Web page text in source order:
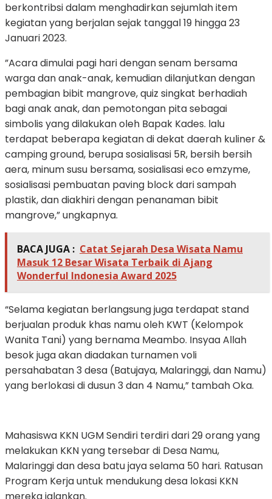
berkontribsi dalam menghadirkan sejumlah item
kegiatan yang berjalan sejak tanggal 19 hingga 23
Januari 2023.
”Acara dimulai pagi hari dengan senam bersama
warga dan anak-anak, kemudian dilanjutkan dengan
pembagian bibit mangrove, quiz singkat berhadiah
bagi anak anak, dan pemotongan pita sebagai
simbolis yang dilakukan oleh Bapak Kades. lalu
terdapat beberapa kegiatan di dekat daerah kuliner &
camping ground, berupa sosialisasi 5R, bersih bersih
aera, minum susu bersama, sosialisasi eco emzyme,
sosialisasi pembuatan paving block dari sampah
plastik, dan diakhiri dengan penanaman bibit
mangrove,” ungkapnya.
BACA JUGA : Catat Sejarah Desa Wisata Namu
Masuk 12 Besar Wisata Terbaik di Ajang
Wonderful Indonesia Award 2025
“Selama kegiatan berlangsung juga terdapat stand
berjualan produk khas namu oleh KWT (Kelompok
Wanita Tani) yang bernama Meambo. Insyaa Allah
besok juga akan diadakan turnamen voli
persahabatan 3 desa (Batujaya, Malaringgi, dan Namu)
yang berlokasi di dusun 3 dan 4 Namu,” tambah Oka.
Mahasiswa KKN UGM Sendiri terdiri dari 29 orang yang
melakukan KKN yang tersebar di Desa Namu,
Malaringgi dan desa batu jaya selama 50 hari. Ratusan
Program Kerja untuk mendukung desa lokasi KKN